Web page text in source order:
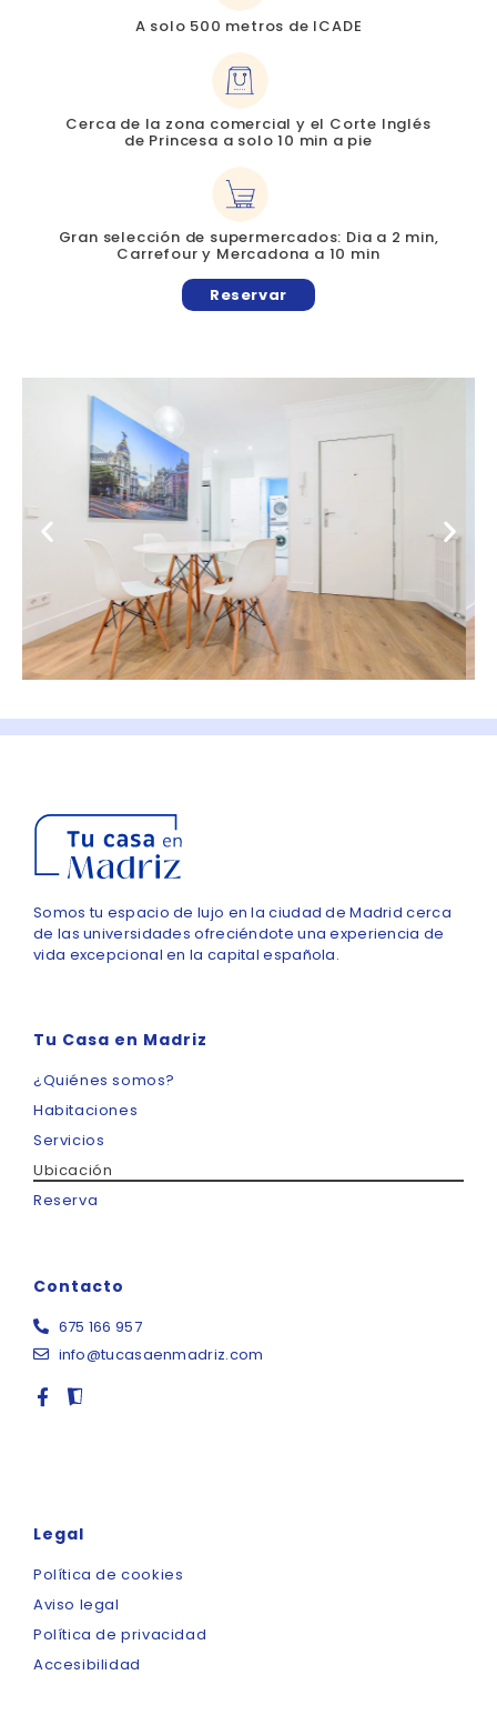
A solo 500 metros de ICADE
Cerca de la zona comercial y el Corte Inglés
de Princesa a solo 10 min a pie
Gran selección de supermercados: Dia a 2 min,
Carrefour y Mercadona a 10 min
Reservar
Somos tu espacio de lujo en la ciudad de Madrid cerca
de las universidades ofreciéndote una experiencia de
vida excepcional en la capital española.
Tu Casa en Madriz
¿Quiénes somos?
Habitaciones
Servicios
Ubicación
Reserva
Contacto
675 166 957
info@tucasaenmadriz.com
Legal
Política de cookies
Aviso legal
Política de privacidad
Accesibilidad